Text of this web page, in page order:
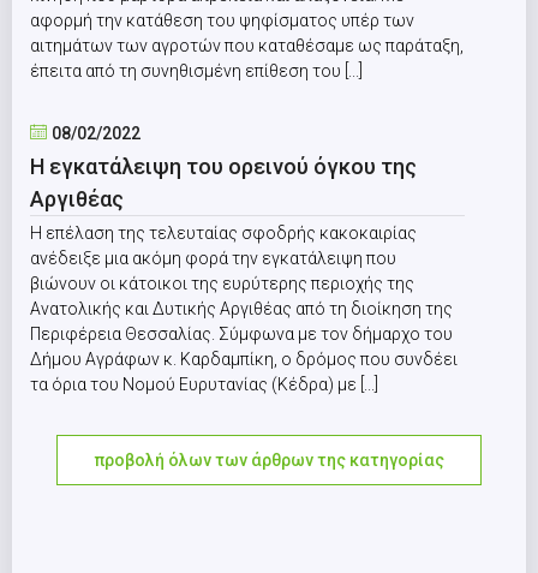
αφορμή την κατάθεση του ψηφίσματος υπέρ των
αιτημάτων των αγροτών που καταθέσαμε ως παράταξη,
έπειτα από τη συνηθισμένη επίθεση του [...]
08/02/2022
Η εγκατάλειψη του ορεινού όγκου της
Αργιθέας
Η επέλαση της τελευταίας σφοδρής κακοκαιρίας
ανέδειξε μια ακόμη φορά την εγκατάλειψη που
βιώνουν οι κάτοικοι της ευρύτερης περιοχής της
Ανατολικής και Δυτικής Αργιθέας από τη διοίκηση της
Περιφέρεια Θεσσαλίας. Σύμφωνα με τον δήμαρχο του
Δήμου Αγράφων κ. Καρδαμπίκη, ο δρόμος που συνδέει
τα όρια του Νομού Ευρυτανίας (Κέδρα) με [...]
προβολή όλων των άρθρων της κατηγορίας